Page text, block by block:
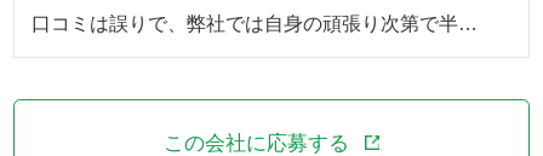
口コミは誤りで、弊社では自身の頑張り次第で半…
この会社に応募する